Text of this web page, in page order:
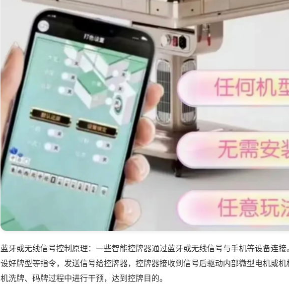
蓝牙或无线信号控制原理：一些智能控牌器通过蓝牙或无线信号与手机等设备连
设好牌型等指令，发送信号给控牌器，控牌器接收到信号后驱动内部微型电机或
机洗牌、码牌过程中进行干预，达到控牌目的。